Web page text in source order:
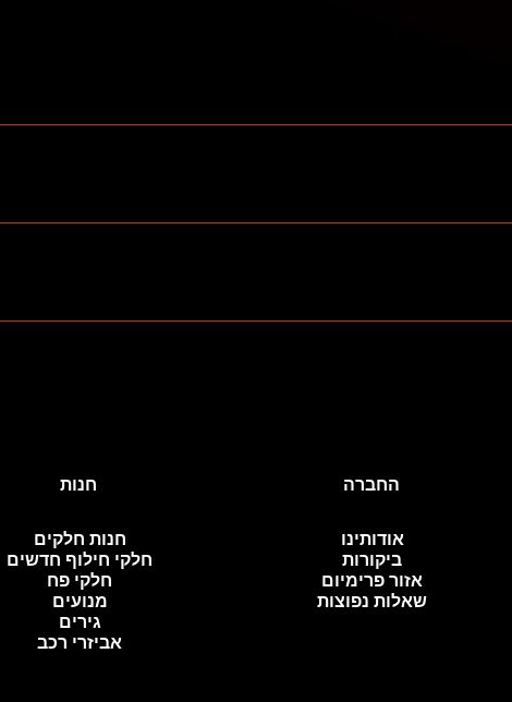
common questions about your business like "Where do you
quick answers to common questions about your business and
or to your Wix mobile app, giving access to members on the go.
חנות
חנות חלקים
חלקי חילוף חדשים
חלקי פח
מנועים
גירים
אביזרי רכב
החברה
אודותינו
ביקורות
אזור פרימיום
שאלות נפוצות